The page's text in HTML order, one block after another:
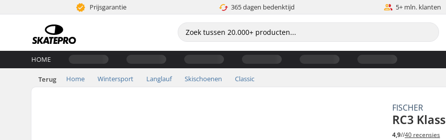
Prijsgarantie 365 dagen bedenktijd 5+ mln. klanten
HOME
Terug Home Wintersport Langlauf Skischoenen Classic
FISCHER
RC3
4,9//40 recensies